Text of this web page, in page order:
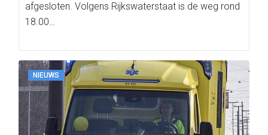
afgesloten. Volgens Rijkswaterstaat is de weg rond
18.00…
NIEUWS